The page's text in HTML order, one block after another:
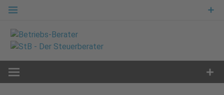
Zum
springen